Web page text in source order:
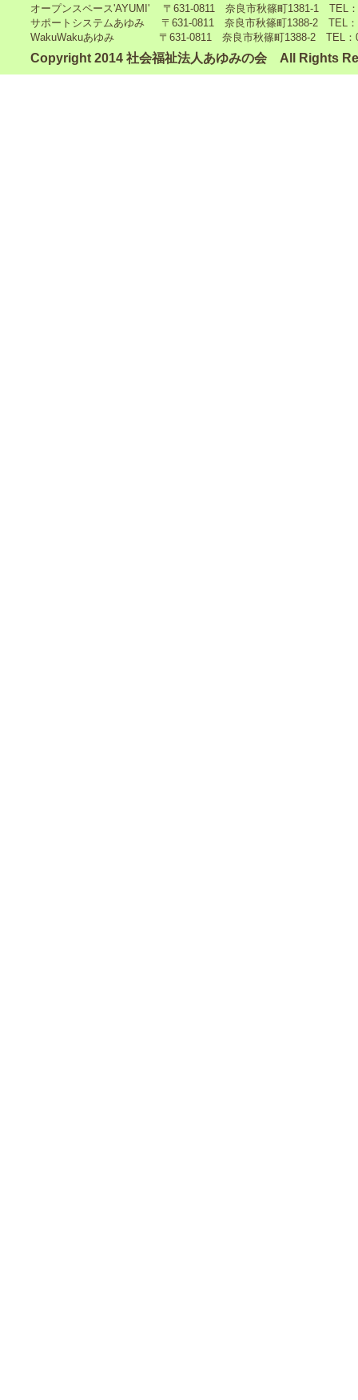
オープンスペース'AYUMI' 〒631-0811 奈良市秋篠町1381-1 TEL
サポートシステムあゆみ 〒631-0811 奈良市秋篠町1388-2 TEL：
WakuWakuあゆみ 〒631-0811 奈良市秋篠町1388-2 TEL：
Copyright 2014 社会福祉法人あゆみの会 All Rights